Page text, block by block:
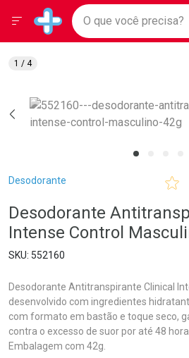
Drogarias Pacheco
Baixe nosso APP e aproveite
Ir direto para a home
pela página
Ir direto para o conteúdo
Ir direto para a busca
Ir direto para a conta
Ir direto para a notificações
Ir direto para o carrinho
Ir direto para o menu
Faça a sua busca
O que você
Menu
Breadcrumb
Desodorante
Desodorante
Intense Control
552160
Desodorante Antitranspirante Clinical
desenvolvido com ingredientes
com formato em bastão e toque seco,
contra o excesso de suor por até 48
Embalagem com 42g.
1 / 4